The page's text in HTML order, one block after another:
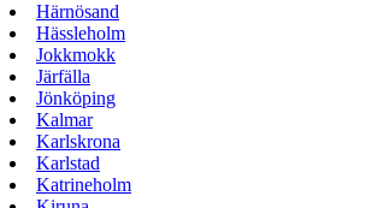
Härnösand
Hässleholm
Jokkmokk
Järfälla
Jönköping
Kalmar
Karlskrona
Karlstad
Katrineholm